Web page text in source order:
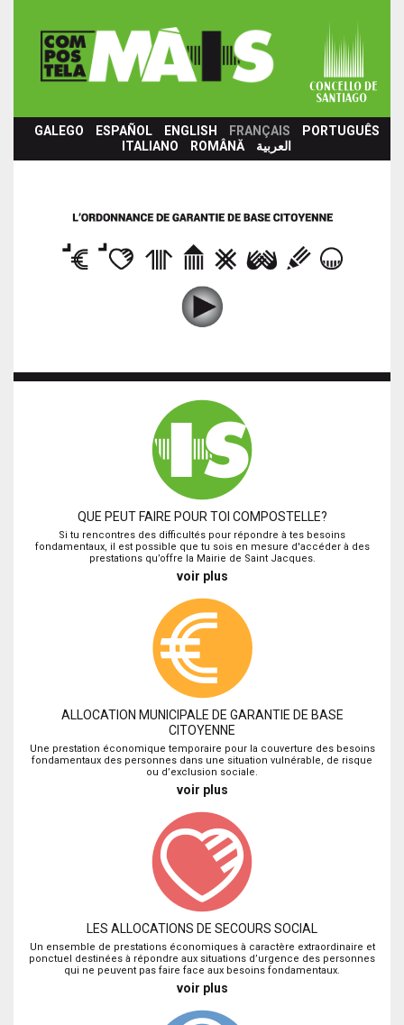
GALEGO ESPAÑOL ENGLISH FRANÇAIS
PORTUGUÊS
ITALIANO
ROMÂNĂ العربية
QUE PEUT FAIRE POUR TOI COMPOSTELLE?
Si tu rencontres des difficultés pour répondre à tes besoins
fondamentaux, il est possible que tu sois en mesure d'accéder à des
prestations qu’offre la Mairie de Saint Jacques.
voir plus
ALLOCATION MUNICIPALE DE GARANTIE DE BASE
CITOYENNE
Une prestation économique temporaire pour la couverture des besoins
fondamentaux des personnes dans une situation vulnérable, de risque
ou d’exclusion sociale.
voir plus
LES ALLOCATIONS DE SECOURS SOCIAL
Un ensemble de prestations économiques à caractère extraordinaire et
ponctuel destinées à répondre aux situations d’urgence des personnes
qui ne peuvent pas faire face aux besoins fondamentaux.
voir plus